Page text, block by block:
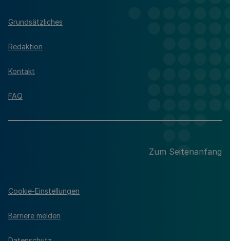
Grundsätzliches
Redaktion
Kontakt
FAQ
Zum Seitenanfang
Cookie-Einstellungen
Barriere melden